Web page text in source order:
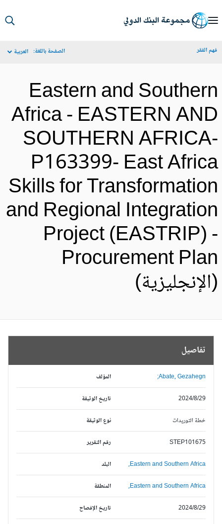
الفقر الصفحة باللغة: العربية
Eastern and
Africa - EASTERN
SOUTHERN
P163399- East
Skills for
and Regional
Project (EASTRIP)
Procurement
تفاصيل
المؤلف Abate, Gezahegn;
تاريخ الوثيقة 2024/8/29
نوع الوثيقة خطة التوريدات
رقم التقرير STEP101675
البلد Eastern and Southern Africa,
المنطقة Eastern and Southern Africa,
تاريخ الإفصاح 2024/8/29